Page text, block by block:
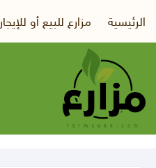
الرئيسية مزارع للبيع أو للإيجار